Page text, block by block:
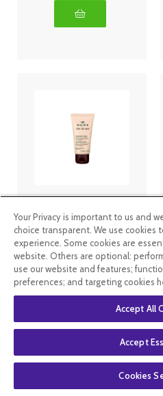
Nuxe Rêve de
Miel Crème
Mains et
Ongles 50ml
5.49€4.12€
Your Privacy is important to us and
choice transparent. We use cookies
experience. Some cookies are
website. Others are optional:
use our website and features;
preferences; and targeting cookies
Accept All
Accept
Cookies